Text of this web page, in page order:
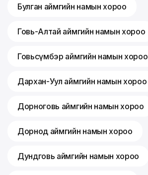
Булган аймгийн намын хороо
Говь-Алтай аймгийн намын хороо
Говьсүмбэр аймгийн намын хороо
Дархан-Уул аймгийн намын хороо
Дорноговь аймгийн намын хороо
Дорнод аймгийн намын хороо
Дундговь аймгийн намын хороо